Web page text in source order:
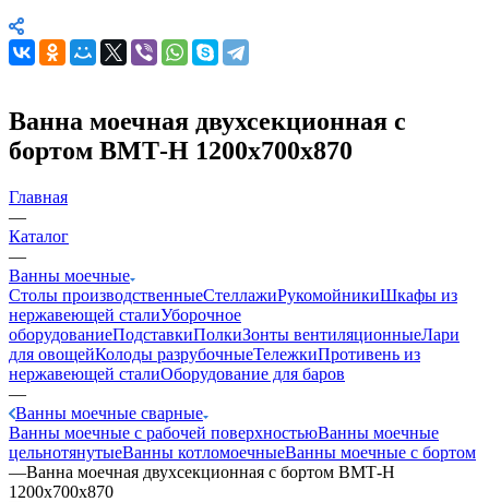
Ванна моечная двухсекционная с
бортом ВМТ-Н 1200х700х870
Главная
—
Каталог
—
Ванны моечные
Столы производственныеСтеллажиРукомойникиШкафы из
нержавеющей сталиУборочное
оборудованиеПодставкиПолкиЗонты вентиляционныеЛари
для овощейКолоды разрубочныеТележкиПротивень из
нержавеющей сталиОборудование для баров
—
Ванны моечные сварные
Ванны моечные с рабочей поверхностьюВанны моечные
цельнотянутыеВанны котломоечныеВанны моечные с бортом
—Ванна моечная двухсекционная с бортом ВМТ-Н
1200х700х870